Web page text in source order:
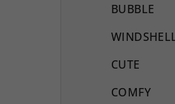
BUBBLE
CUTE
COMFY